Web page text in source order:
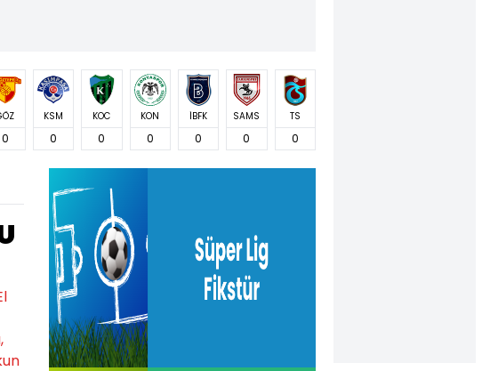
0
KSM
0
KOC
0
KON
0
İBFK
0
SAMS
0
TS
0